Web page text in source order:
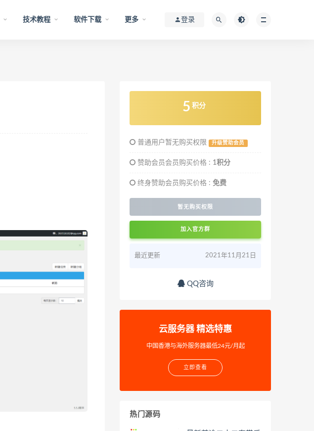
技术教程 软件下载 更多 登录
5 积分
普通用户暂无购买权限 升级赞助会员
赞助会员会员购买价格 : 1积分
终身赞助会员购买价格 : 免费
暂无购买权限
加入官方群
最近更新 2021年11月21日
QQ咨询
云服务器 精选特惠
中国香港与海外服务器最低24元/月起
立即查看
热门源码